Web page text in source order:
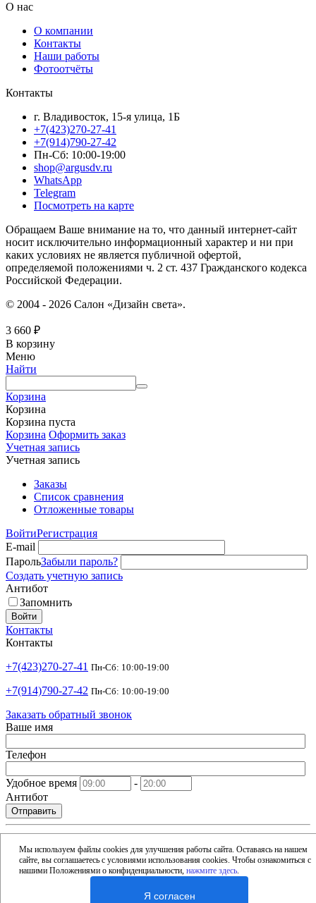
О нас
О компании
Контакты
Наши работы
Фотоотчёты
Контакты
г. Владивосток, 15-я улица, 1Б
+7(423)270-27-41
+7(914)790-27-42
Пн-Сб: 10:00-19:00
shop@argusdv.ru
WhatsApp
Telegram
Посмотреть на карте
Обращаем Ваше внимание на то, что данный интернет-сайт
носит исключительно информационный характер и ни при
каких условиях не является публичной офертой,
определяемой положениями ч. 2 ст. 437 Гражданского кодекса
Российской Федерации.
Мы используем файлы cookies для улучшения работы сайта. Оставаясь на нашем
сайте, вы соглашаетесь с условиями использования cookies. Чтобы ознакомиться с
нашими Положениями о конфиденциальности,нажмите здесь.
Я согласен
© 2004 - 2026 Салон «Дизайн света».
3 660 ₽
В корзину
Меню
Найти
Корзина
Корзина
Корзина пуста
Корзина Оформить заказ
Учетная запись
Учетная запись
Заказы
Список сравнения
Отложенные товары
ВойтиРегистрация
E-mail
ПарольЗабыли пароль?
Создать учетную запись
Антибот
Запомнить
Войти
Контакты
Контакты
+7(423)270-27-41 Пн-Сб: 10:00-19:00
+7(914)790-27-42 Пн-Сб: 10:00-19:00
Заказать обратный звонок
Ваше имя
Телефон
Удобное время
-
Антибот
Отправить
Email
Адрес
Россия, Владивосток, 15-я улица, 1Б